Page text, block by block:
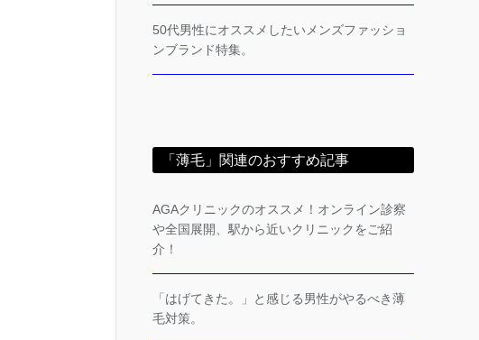
50代男性にオススメしたいメンズファッショ
ンブランド特集。
「薄毛」関連のおすすめ記事
AGAクリニックのオススメ！オンライン診察
や全国展開、駅から近いクリニックをご紹
介！
「はげてきた。」と感じる男性がやるべき薄
毛対策。